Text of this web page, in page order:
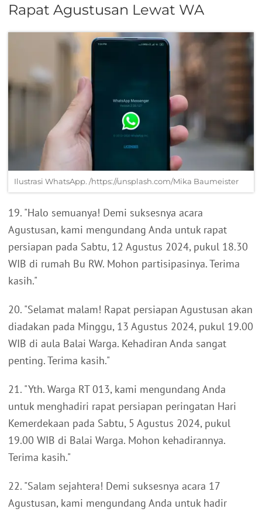
Rapat Agustusan Lewat WA
Ilustrasi WhatsApp. /https://unsplash.com/Mika Baumeister
19. "Halo semuanya! Demi suksesnya acara
Agustusan, kami mengundang Anda untuk rapat
persiapan pada Sabtu, 12 Agustus 2024, pukul 18.30
WIB di rumah Bu RW. Mohon partisipasinya. Terima
kasih."
20. "Selamat malam! Rapat persiapan Agustusan akan
diadakan pada Minggu, 13 Agustus 2024, pukul 19.00
WIB di aula Balai Warga. Kehadiran Anda sangat
penting. Terima kasih."
21. "Yth. Warga RT 013, kami mengundang Anda
untuk menghadiri rapat persiapan peringatan Hari
Kemerdekaan pada Sabtu, 5 Agustus 2024, pukul
19.00 WIB di Balai Warga. Mohon kehadirannya.
Terima kasih."
22. "Salam sejahtera! Demi suksesnya acara 17
Agustusan, kami mengundang Anda untuk hadir